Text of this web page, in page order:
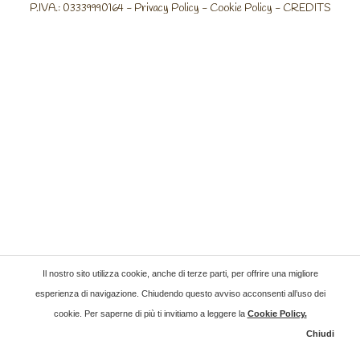
P.IVA.: 03339990164 - Privacy Policy - Cookie Policy - CREDITS
Il nostro sito utilizza cookie, anche di terze parti, per offrire una migliore
esperienza di navigazione. Chiudendo questo avviso acconsenti all’uso dei
cookie. Per saperne di più ti invitiamo a leggere la Cookie Policy.
Chiudi